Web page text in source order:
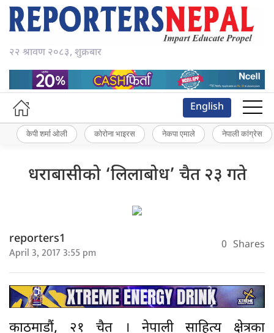
२२ श्रावण २०८३, शुक्रबार
English
केपी शर्मा ओली कोरोना भाइरस नेकपा एमाले नेपाली कांग्रेस
धराबासीको ‘लिलाबोध’ चैत २३ गते
reporters1
April 3, 2017 3:55 pm 0 Shares
काठमाडौं, २१ चैत । नेपाली साहित्य क्षेत्रका